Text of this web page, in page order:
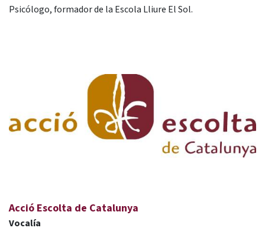
Psicólogo, formador de la Escola Lliure El Sol.
Acció Escolta de Catalunya
Vocalía